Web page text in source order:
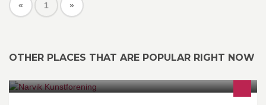
« 1 »
OTHER PLACES THAT ARE POPULAR RIGHT NOW